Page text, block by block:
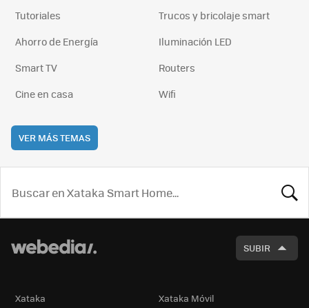
Tutoriales
Trucos y bricolaje smart
Ahorro de Energía
Iluminación LED
Smart TV
Routers
Cine en casa
Wifi
VER MÁS TEMAS
SUBIR
Xataka Xataka Móvil